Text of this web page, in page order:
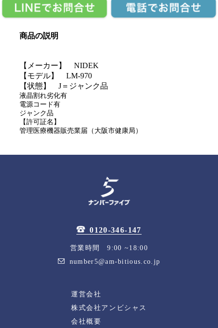
商品の説明
【メーカー】 NIDEK
【モデル】 LM-970
【状態】 J＝ジャンク品
液晶割れ劣化有
電源コード有
ジャンク品
【許可証名】
管理医療機器販売業届（大阪市健康局）
0120-346-147
営業時間 9:00 ~18:00
number5@am-bitious.co.jp
運営会社
株式会社アンビシャス
会社概要